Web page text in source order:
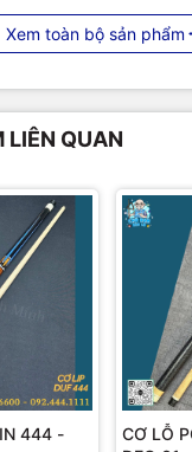
Xem toàn bộ sản phẩm
LIÊN QUAN
444 -
CƠ LỖ